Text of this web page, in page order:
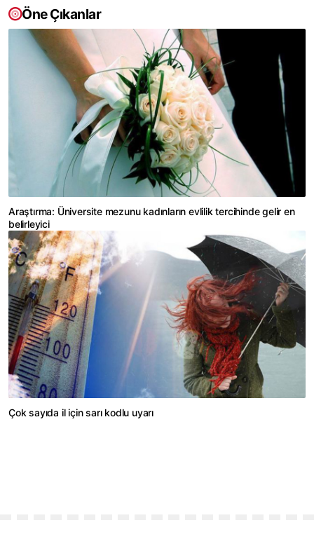
Öne Çıkanlar
Araştırma: Üniversite mezunu kadınların evlilik tercihinde gelir en
belirleyici
Çok sayıda il için sarı kodlu uyarı